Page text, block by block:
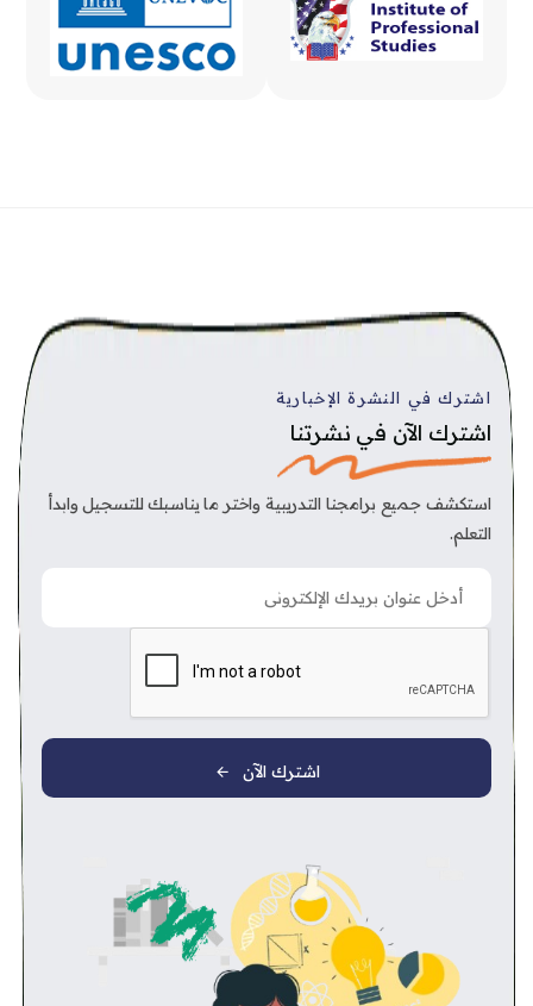
اشترك في النشرة الإخبارية
اشترك الآن في نشرتنا
استكشف جميع برامجنا التدريبية واختر ما يناسبك للتسجيل وابدأ
التعلم.
اشترك الآن